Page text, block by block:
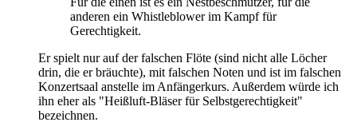
anderen ein Whistleblower im Kampf für
Gerechtigkeit.
Er spielt nur auf der falschen Flöte (sind nicht alle Löcher
drin, die er bräuchte), mit falschen Noten und ist im falschen
Konzertsaal anstelle im Anfängerkurs. Außerdem würde ich
ihn eher als "Heißluft-Bläser für Selbstgerechtigkeit"
bezeichnen.